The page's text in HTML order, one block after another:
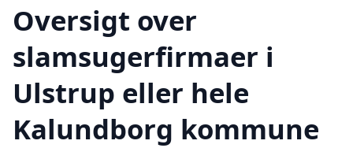
Oversigt over
slamsugerfirmaer i
Ulstrup eller hele
Kalundborg kommune